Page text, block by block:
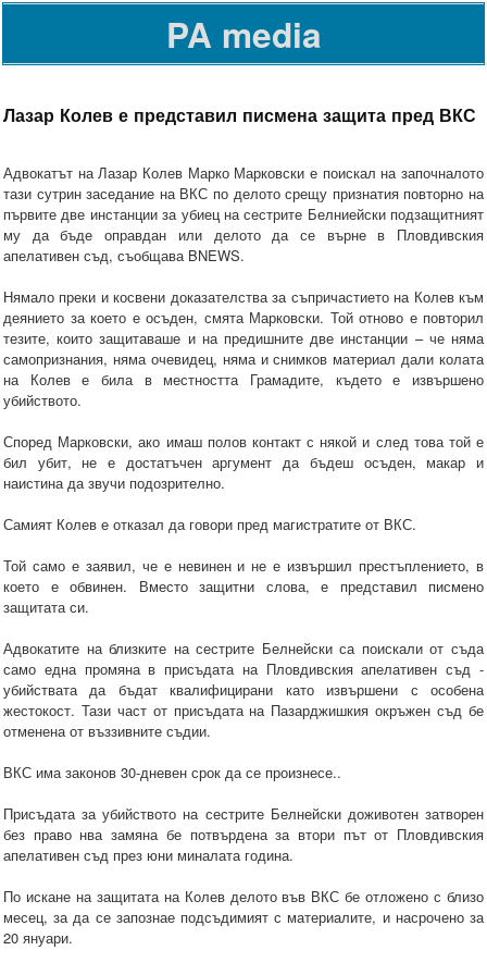
PA media
Лазар Колев е представил писмена защита пред ВКС
Адвокатът на Лазар Колев Марко Марковски е поискал на започналото
тази сутрин заседание на ВКС по делото срещу признатия повторно на
първите две инстанции за убиец на сестрите Белниейски подзащитният
му да бъде оправдан или делото да се върне в Пловдивския
апелативен съд, съобщава BNEWS.
Нямало преки и косвени доказателства за съпричастието на Колев към
деянието за което е осъден, смята Марковски. Той отново е повторил
тезите, които защитаваше и на предишните две инстанции – че няма
самопризнания, няма очевидец, няма и снимков материал дали колата
на Колев е била в местността Грамадите, където е извършено
убийството.
Според Марковски, ако имаш полов контакт с някой и след това той е
бил убит, не е достатъчен аргумент да бъдеш осъден, макар и
наистина да звучи подозрително.
Самият Колев е отказал да говори пред магистратите от ВКС.
Той само е заявил, че е невинен и не е извършил престъплението, в
което е обвинен. Вместо защитни слова, е представил писмено
защитата си.
Адвокатите на близките на сестрите Белнейски са поискали от съда
само една промяна в присъдата на Пловдивския апелативен съд -
убийствата да бъдат квалифицирани като извършени с особена
жестокост. Тази част от присъдата на Пазарджишкия окръжен съд бе
отменена от въззивните съдии.
ВКС има законов 30-дневен срок да се произнесе..
Присъдата за убийството на сестрите Белнейски доживотен затворен
без право нва замяна бе потвърдена за втори път от Пловдивския
апелативен съд през юни миналата година.
По искане на защитата на Колев делото във ВКС бе отложено с близо
месец, за да се запознае подсъдимият с материалите, и насрочено за
20 януари.